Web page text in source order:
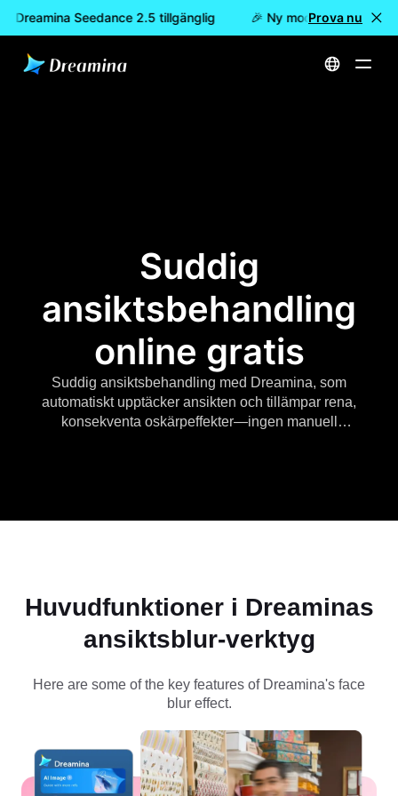
Dreamina Seedance 2.5 tillgänglig 🎉 Ny modell är här: nu
Prova nu
Hem Sudda ansikte online gratis
Suddig
ansiktsbehandling
online gratis
Suddig ansiktsbehandling med Dreamina, som
automatiskt upptäcker ansikten och tillämpar rena,
konsekventa oskärpeffekter—ingen manuell
Huvudfunktioner i Dreaminas
ansiktsblur-verktyg
Here are some of the key features of Dreamina's face
blur effect.